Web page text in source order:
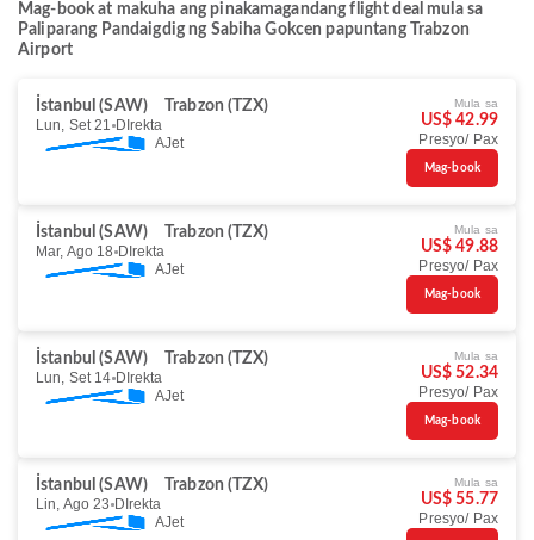
Mag-book at makuha ang pinakamagandang flight deal mula sa
Paliparang Pandaigdig ng Sabiha Gokcen papuntang Trabzon
Airport
İstanbul (SAW)
Trabzon (TZX)
Lun, Set 21 DIrekta
AJet
Mula sa
US$ 42.99
Presyo/ Pax
Mag-book
İstanbul (SAW)
Trabzon (TZX)
Mar, Ago 18 DIrekta
AJet
Mula sa
US$ 49.88
Presyo/ Pax
Mag-book
İstanbul (SAW)
Trabzon (TZX)
Lun, Set 14 DIrekta
AJet
Mula sa
US$ 52.34
Presyo/ Pax
Mag-book
İstanbul (SAW)
Trabzon (TZX)
Lin, Ago 23 DIrekta
AJet
Mula sa
US$ 55.77
Presyo/ Pax